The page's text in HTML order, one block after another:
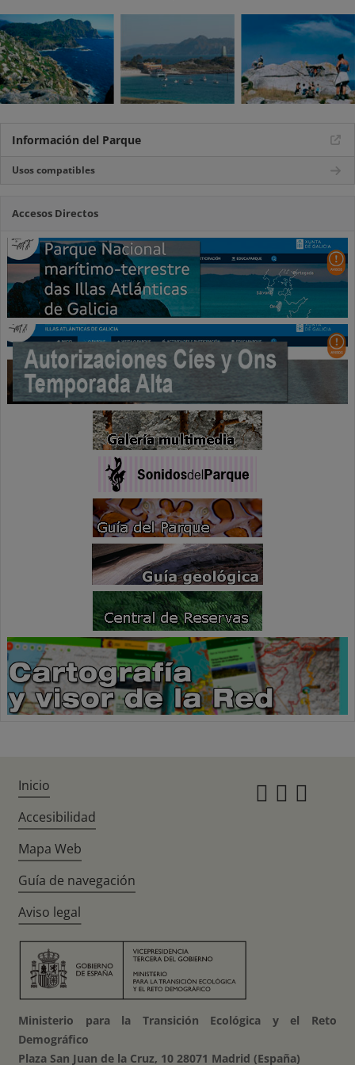
Información del Parque
Usos compatibles
Accesos Directos
Inicio
Accesibilidad
Mapa Web
Guía de navegación
Aviso legal
Ministerio para la Transición Ecológica y el Reto
Demográfico
Plaza San Juan de la Cruz, 10 28071 Madrid (España)